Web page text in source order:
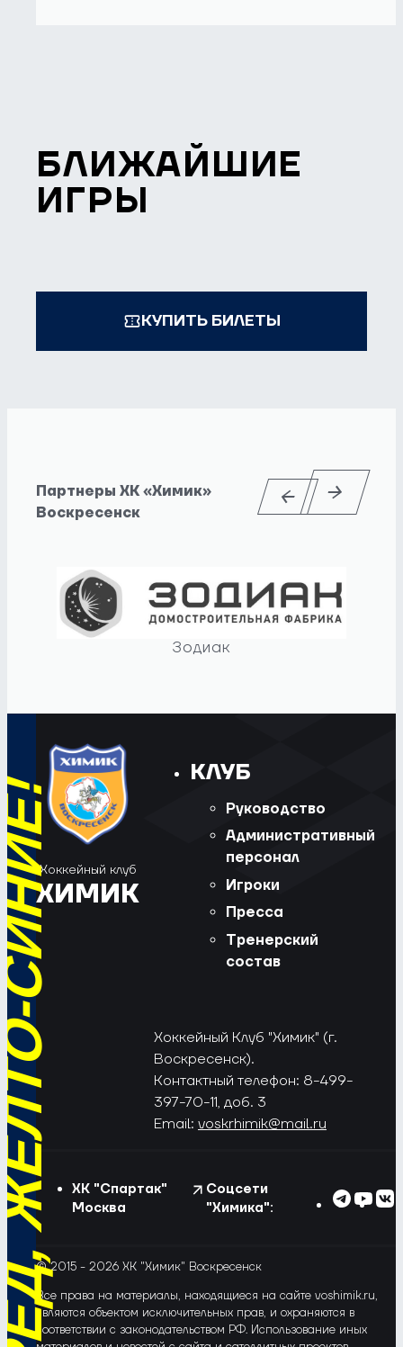
БЛИЖАЙШИЕ
ИГРЫ
КУПИТЬ БИЛЕТЫ
Партнеры ХК «Химик»
Воскресенск
Зодиак
СИНИЕ!
Хоккейный клуб
ХИМИК
КЛУБ
Руководство
Административный
персонал
Игроки
Пресса
Тренерский
состав
Хоккейный Клуб "Химик" (г.
Воскресенск).
Контактный телефон: 8-499-
397-70-11, доб. 3
Email: voskrhimik@mail.ru
ХК "Спартак"
Москва
Соцсети
"Химика":
© 2015 - 2026 ХК "Химик" Воскресенск
Все права на материалы, находящиеся на сайте voshimik.ru,
являются объектом исключительных прав, и охраняются в
соответствии с законодательством РФ. Использование иных